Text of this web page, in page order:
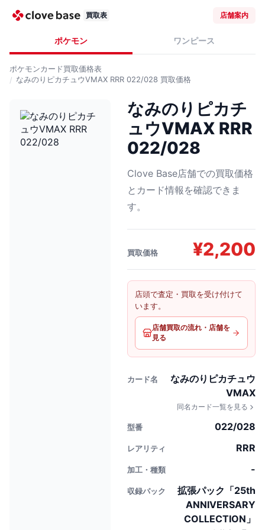
買取表 店舗案内
ポケモン ワンピース
ポケモンカード買取価格表
なみのりピカチュウVMAX RRR 022/028 買取価格
なみのりピカチ
ュウVMAX RRR
022/028
Clove Base店舗での買取価格
とカード情報を確認できま
す。
買取価格 ¥2,200
店頭で査定・買取を受け付けて
います。
店舗買取の流れ・店舗を
見る
カード名
なみのりピカチュウ
VMAX
同名カード一覧を見る
型番 022/028
レアリティ RRR
加工・種類 -
収録パック
拡張パック「25th
ANNIVERSARY
COLLECTION」